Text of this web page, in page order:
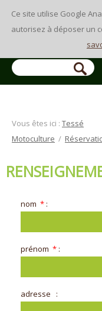
Ce site utilise Google
autorisez à déposer un
Vous êtes ici : Tessé
Motoculture /
* :
* :
: